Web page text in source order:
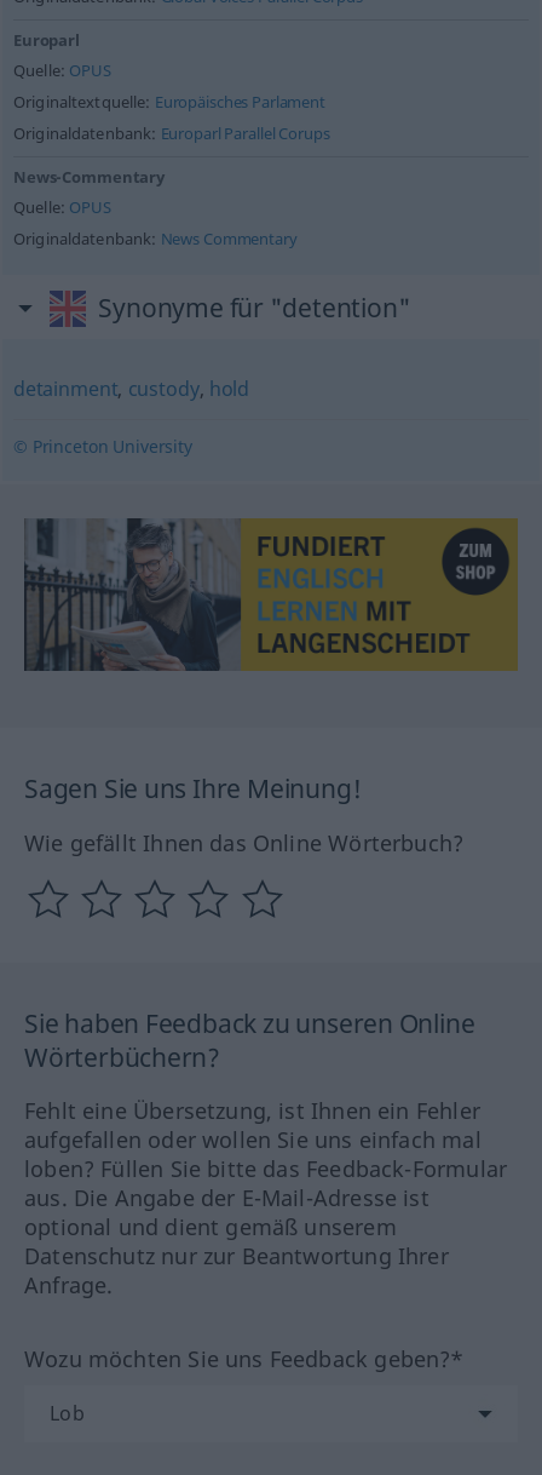
Europarl
Quelle: OPUS
Originaltextquelle: Europäisches Parlament
Originaldatenbank: Europarl Parallel Corups
News-Commentary
Quelle: OPUS
Originaldatenbank: News Commentary
Synonyme für "detention"
detainment, custody, hold
© Princeton University
Sagen Sie uns Ihre Meinung!
Wie gefällt Ihnen das Online Wörterbuch?
Sie haben Feedback zu unseren Online
Wörterbüchern?
Fehlt eine Übersetzung, ist Ihnen ein Fehler
aufgefallen oder wollen Sie uns einfach mal
loben? Füllen Sie bitte das Feedback-Formular
aus. Die Angabe der E-Mail-Adresse ist
optional und dient gemäß unserem
Datenschutz nur zur Beantwortung Ihrer
Anfrage.
Wozu möchten Sie uns Feedback geben?*